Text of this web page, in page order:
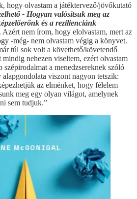
hogy olvastam a játéktervező/jövőkutató
- Hogyan valósítsuk meg az
és a rezilienciánk
Azért nem írom, hogy elolvastam, mert az
-még- nem olvastam végig a könyvet.
túl sok volt a követhető/követendő
mindig nehezen viseltem, ezért olvastam
a menedzsereknek szóló
viszont nagyon tetszik:
az elménket, hogy félelem
meg egy olyan világot, amelynek
sem tudjuk.”